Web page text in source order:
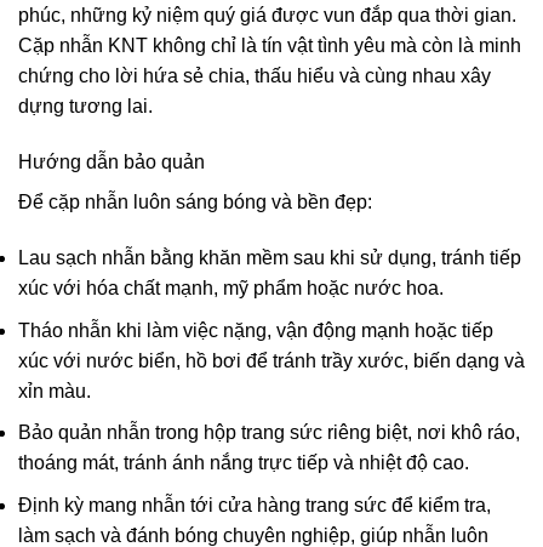
phúc, những kỷ niệm quý giá được vun đắp qua thời gian.
Cặp nhẫn KNT không chỉ là tín vật tình yêu mà còn là minh
chứng cho lời hứa sẻ chia, thấu hiểu và cùng nhau xây
dựng tương lai.
Hướng dẫn bảo quản
Để cặp nhẫn luôn sáng bóng và bền đẹp:
Lau sạch nhẫn bằng khăn mềm sau khi sử dụng, tránh tiếp
xúc với hóa chất mạnh, mỹ phẩm hoặc nước hoa.
Tháo nhẫn khi làm việc nặng, vận động mạnh hoặc tiếp
xúc với nước biển, hồ bơi để tránh trầy xước, biến dạng và
xỉn màu.
Bảo quản nhẫn trong hộp trang sức riêng biệt, nơi khô ráo,
thoáng mát, tránh ánh nắng trực tiếp và nhiệt độ cao.
Định kỳ mang nhẫn tới cửa hàng trang sức để kiểm tra,
làm sạch và đánh bóng chuyên nghiệp, giúp nhẫn luôn